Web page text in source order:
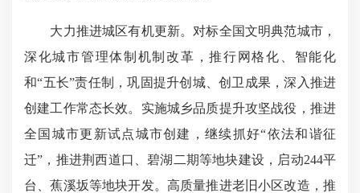
大力推进城区有机更新。对标全国文明典范城市，
深化城市管理体制机制改革，推行网格化、智能化
和“五长”责任制，巩固提升创城、创卫成果，深入推进
创建工作常态长效。实施城乡品质提升攻坚战役，推进
全国城市更新试点城市创建，继续抓好“依法和谐征
迁”，推进荆西道口、碧湖二期等地块建设，启动244平
台、蕉溪坂等地块开发。高质量推进老旧小区改造，推